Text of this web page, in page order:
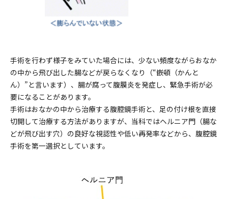
手術を行わず様子をみていた場合には、少ない頻度ながらおなか
の中から飛び出した腸などが戻らなくなり（“嵌頓（かんと
ん）”と言います）、腸が腐って腹膜炎を発症し、緊急手術が必
要になることがあります。
手術はおなかの中から治療する腹腔鏡手術と、足の付け根を直接
切開して治療する方法がありますが、当科ではヘルニア門（腸な
どが飛び出す穴）の良好な視認性や低い再発率などから、腹腔鏡
手術を第一選択としています。